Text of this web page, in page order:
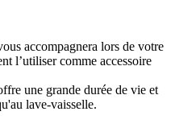
accompagnera lors de votre
l’utiliser comme accessoire
une grande durée de vie et
lave-vaisselle.